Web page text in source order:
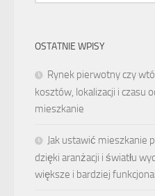
OSTATNIE WPISY
Rynek pierwotny czy
kosztów, lokalizacji i czasu
mieszkanie
Jak ustawić mieszkanie
dzięki aranżacji i światłu
większe i bardziej